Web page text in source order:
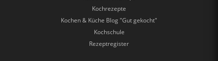
Kochrezepte
Kochen & Küche Blog "Gut gekocht"
Kochschule
Rezeptregister